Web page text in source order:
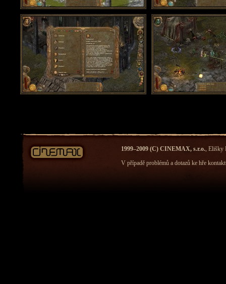
1999–2009 (C) CINEMAX, s.r.o., Elišky
V případě problémů a dotazů ke hře